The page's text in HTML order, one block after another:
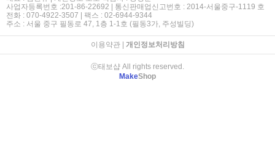
사업자등록번호 :201-86-22692 | 통신판매업신고번호 : 2014-서울중구-1119 호
전화 : 070-4922-3507 | 팩스 : 02-6944-9344
주소 : 서울 중구 필동로 47, 1층 1-1호 (필동3가, 주성빌딩)
이용약관| 개인정보처리방침
ⓒ태보샵 All rights reserved.
MakeShop